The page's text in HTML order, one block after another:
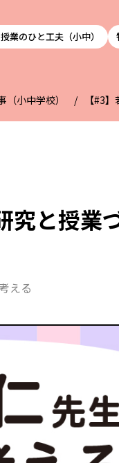
業のひと工夫（小中）
（小中学校） 【#3
究と授業
える